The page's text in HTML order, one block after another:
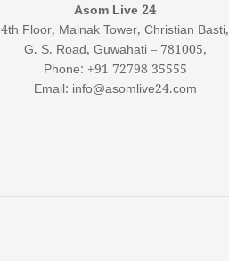
Asom Live 24
4th Floor, Mainak Tower, Christian Basti,
G. S. Road, Guwahati – 781005,
Phone: +91 72798 35555
Email: info@asomlive24.com